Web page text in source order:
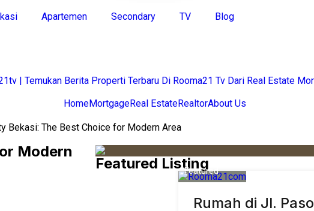
Apartemen Secondary TV Blog
HomeMortgageReal EstateRealtorAbout Us
Bekasi: The Best Choice for Modern Area
Modern
Featured Listing
Featured
Rumah di Jl. Paso